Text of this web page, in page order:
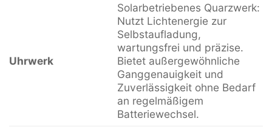
Uhrwerk
Solarbetriebenes Quarzwerk:
Nutzt Lichtenergie zur
Selbstaufladung,
wartungsfrei und präzise.
Bietet außergewöhnliche
Ganggenauigkeit und
Zuverlässigkeit ohne Bedarf
an regelmäßigem
Batteriewechsel.